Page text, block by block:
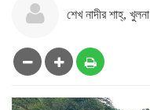
শেখ নাদীর শাহ্, খুলনা